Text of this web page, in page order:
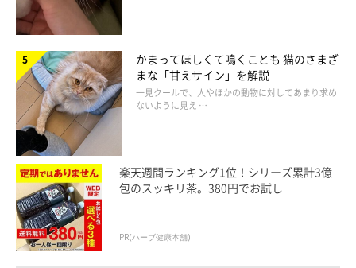
飼い主さんがお風呂に入っているときに、立ち上がって待ってい
たたぬ吉くん。この行動からどのようなことが読み取れるのでし
ょうか。ねこのきもち獣医師相談室の岡本りさ先生が解説しま
す。
岡本先生：
「猫が立ち上がる行動というのは、
く観察しようとするときに見られます。
今回のたぬ吉くんのように、お風呂中の飼い主さんを立ち上がっ
て待つ姿からは、下記のような心理が読み取れるでしょう。
かまってほしくて鳴くことも 猫のさまざ
まな「甘えサイン」を解説
一見クールで、人やほかの動物に対してあまり求め
ないように見え …
楽天週間ランキング1位！シリーズ累計3億
包のスッキリ茶。380円でお試し
PR(ハーブ健康本舗)